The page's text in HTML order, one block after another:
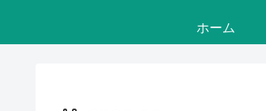
ホーム